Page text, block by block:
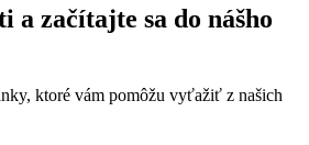
a začítajte sa do nášho
ktoré vám pomôžu vyťažiť z našich